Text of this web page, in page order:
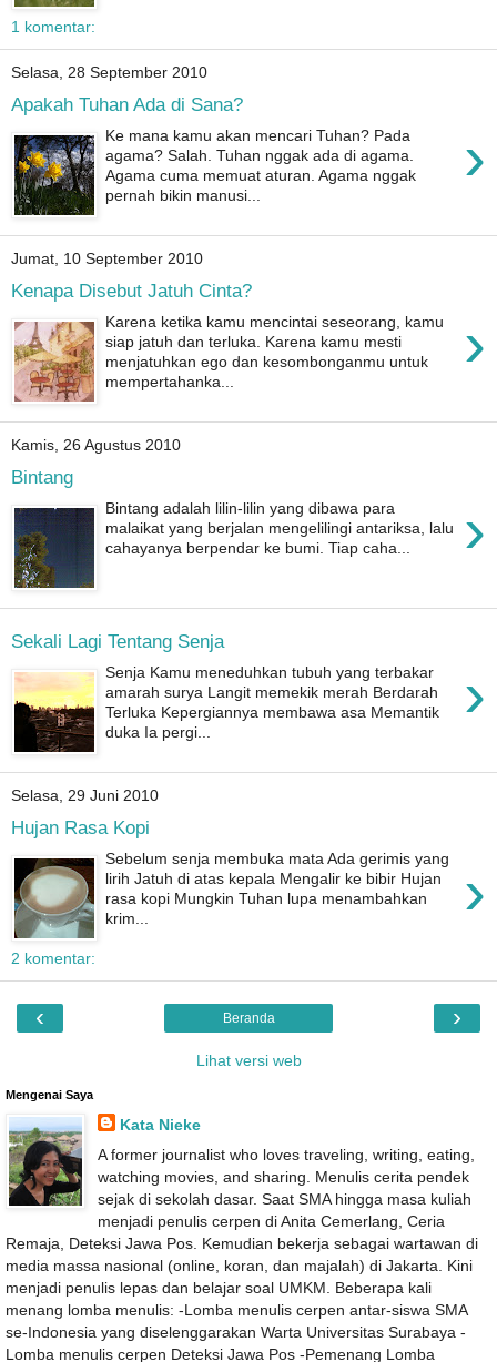
1 komentar:
Selasa, 28 September 2010
Apakah Tuhan Ada di Sana?
›
Ke mana kamu akan mencari Tuhan? Pada
agama? Salah. Tuhan nggak ada di agama.
Agama cuma memuat aturan. Agama nggak
pernah bikin manusi...
Jumat, 10 September 2010
Kenapa Disebut Jatuh Cinta?
›
Karena ketika kamu mencintai seseorang, kamu
siap jatuh dan terluka. Karena kamu mesti
menjatuhkan ego dan kesombonganmu untuk
mempertahanka...
Kamis, 26 Agustus 2010
Bintang
›
Bintang adalah lilin-lilin yang dibawa para
malaikat yang berjalan mengelilingi antariksa, lalu
cahayanya berpendar ke bumi. Tiap caha...
Sekali Lagi Tentang Senja
›
Senja Kamu meneduhkan tubuh yang terbakar
amarah surya Langit memekik merah Berdarah
Terluka Kepergiannya membawa asa Memantik
duka Ia pergi...
Selasa, 29 Juni 2010
Hujan Rasa Kopi
›
Sebelum senja membuka mata Ada gerimis yang
lirih Jatuh di atas kepala Mengalir ke bibir Hujan
rasa kopi Mungkin Tuhan lupa menambahkan
krim...
2 komentar:
‹ ›
Beranda
Lihat versi web
Mengenai Saya
Kata Nieke
A former journalist who loves traveling, writing, eating,
watching movies, and sharing. Menulis cerita pendek
sejak di sekolah dasar. Saat SMA hingga masa kuliah
menjadi penulis cerpen di Anita Cemerlang, Ceria
Remaja, Deteksi Jawa Pos. Kemudian bekerja sebagai wartawan di
media massa nasional (online, koran, dan majalah) di Jakarta. Kini
menjadi penulis lepas dan belajar soal UMKM. Beberapa kali
menang lomba menulis: -Lomba menulis cerpen antar-siswa SMA
se-Indonesia yang diselenggarakan Warta Universitas Surabaya -
Lomba menulis cerpen Deteksi Jawa Pos -Pemenang Lomba